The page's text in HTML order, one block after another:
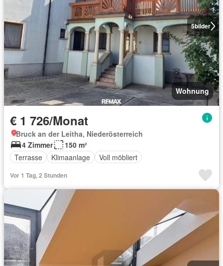
5bilder
Wohnung
€ 1 726/Monat
Bruck an der Leitha, Niederösterreich
4 Zimmer
150 m²
Terrasse
Klimaanlage Voll möbliert
Vor 1 Tag, 2 Stunden